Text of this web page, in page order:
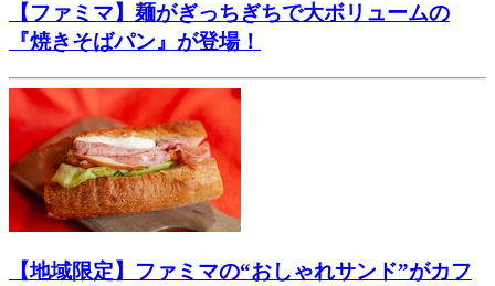
【ファミマ】麺がぎっちぎちで大ボリュームの
『焼きそばパン』が登場！
【地域限定】ファミマの“おしゃれサンド”がカフ